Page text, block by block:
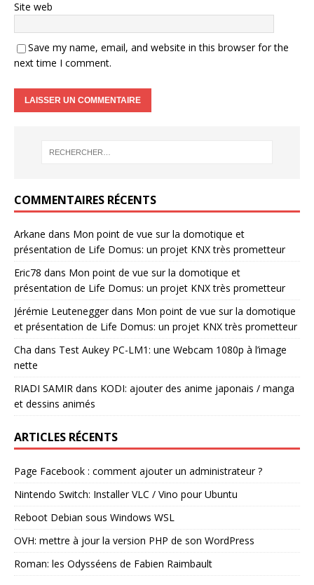
Site web
Save my name, email, and website in this browser for the
next time I comment.
COMMENTAIRES RÉCENTS
Arkane dans Mon point de vue sur la domotique et
présentation de Life Domus: un projet KNX très prometteur
Eric78 dans Mon point de vue sur la domotique et
présentation de Life Domus: un projet KNX très prometteur
Jérémie Leuteneggerdans Mon point de vue sur la domotique
et présentation de Life Domus: un projet KNX très prometteur
Cha dans Test Aukey PC-LM1: une Webcam 1080p à l’image
nette
RIADI SAMIR dans KODI: ajouter des anime japonais / manga
et dessins animés
ARTICLES RÉCENTS
Page Facebook : comment ajouter un administrateur ?
Nintendo Switch: Installer VLC / Vino pour Ubuntu
Reboot Debian sous Windows WSL
OVH: mettre à jour la version PHP de son WordPress
Roman: les Odysséens de Fabien Raimbault